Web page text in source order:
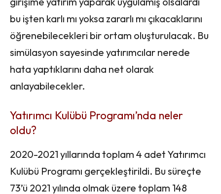
bu işten karlı mı yoksa zararlı mı çıkacaklarını
öğrenebilecekleri bir ortam oluşturulacak. Bu
simülasyon sayesinde yatırımcılar nerede
hata yaptıklarını daha net olarak
anlayabilecekler.
Yatırımcı Kulübü Programı’nda neler
oldu?
2020-2021 yıllarında toplam 4 adet Yatırımcı
Kulübü Programı gerçekleştirildi. Bu süreçte
73’ü 2021 yılında olmak üzere toplam 148